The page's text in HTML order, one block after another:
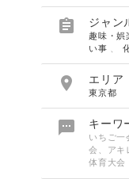
 ジャン
趣味・娯
い事 、
 エリア
東京都
 キーワ
いちご一
会、アキ
体育大会